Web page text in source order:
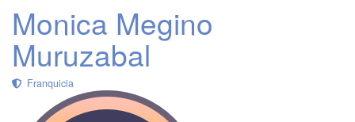
Monica Megino
Muruzabal
Franquicia